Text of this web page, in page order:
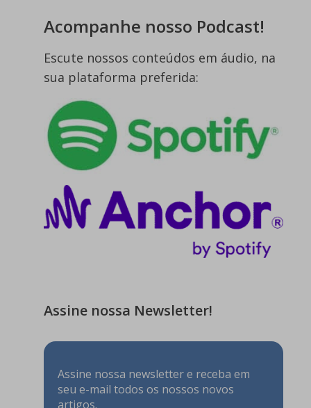
Acompanhe nosso Podcast!
Escute nossos conteúdos em áudio, na
sua plataforma preferida:
Assine nossa Newsletter!
Assine nossa newsletter e receba em
seu e-mail todos os nossos novos
artigos.